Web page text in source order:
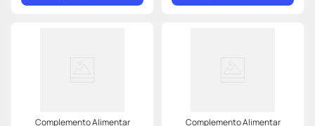
Complemento Alimentar Complemento Alimentar